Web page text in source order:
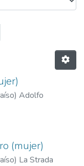
) Adolfo
(mujer)
) La Strada